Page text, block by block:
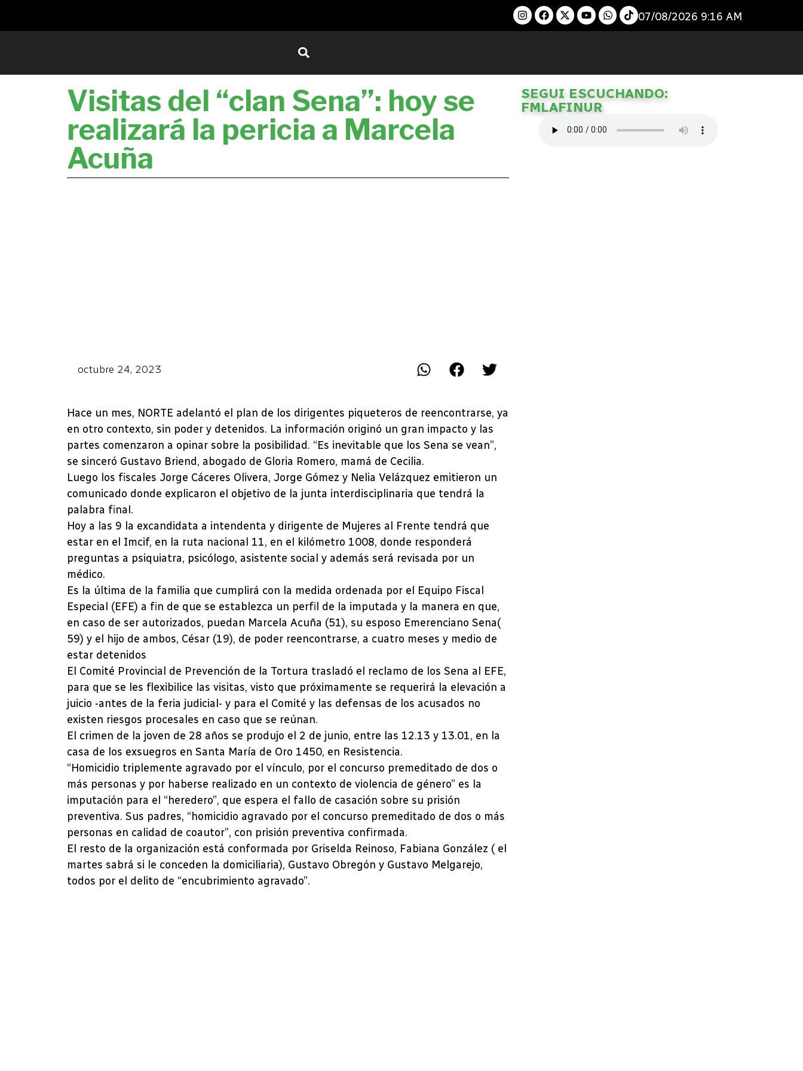
07/08/2026 9:16 AM
Visitas del “clan Sena”: hoy se
realizará la pericia a Marcela
Acuña
octubre 24, 2023
Hace un mes, NORTE adelantó el plan de los dirigentes piqueteros de reencontrarse, ya
en otro contexto, sin poder y detenidos. La información originó un gran impacto y las
partes comenzaron a opinar sobre la posibilidad. “Es inevitable que los Sena se vean”,
se sinceró Gustavo Briend, abogado de Gloria Romero, mamá de Cecilia.
Luego los fiscales Jorge Cáceres Olivera, Jorge Gómez y Nelia Velázquez emitieron un
comunicado donde explicaron el objetivo de la junta interdisciplinaria que tendrá la
palabra final.
Hoy a las 9 la excandidata a intendenta y dirigente de Mujeres al Frente tendrá que
estar en el Imcif, en la ruta nacional 11, en el kilómetro 1008, donde responderá
preguntas a psiquiatra, psicólogo, asistente social y además será revisada por un
médico.
Es la última de la familia que cumplirá con la medida ordenada por el Equipo Fiscal
Especial (EFE) a fin de que se establezca un perfil de la imputada y la manera en que,
en caso de ser autorizados, puedan Marcela Acuña (51), su esposo Emerenciano Sena(
59) y el hijo de ambos, César (19), de poder reencontrarse, a cuatro meses y medio de
estar detenidos
El Comité Provincial de Prevención de la Tortura trasladó el reclamo de los Sena al EFE,
para que se les flexibilice las visitas, visto que próximamente se requerirá la elevación a
juicio -antes de la feria judicial- y para el Comité y las defensas de los acusados no
existen riesgos procesales en caso que se reúnan.
El crimen de la joven de 28 años se produjo el 2 de junio, entre las 12.13 y 13.01, en la
casa de los exsuegros en Santa María de Oro 1450, en Resistencia.
“Homicidio triplemente agravado por el vínculo, por el concurso premeditado de dos o
más personas y por haberse realizado en un contexto de violencia de género” es la
imputación para el “heredero”, que espera el fallo de casación sobre su prisión
preventiva. Sus padres, “homicidio agravado por el concurso premeditado de dos o más
personas en calidad de coautor”, con prisión preventiva confirmada.
El resto de la organización está conformada por Griselda Reinoso, Fabiana González ( el
martes sabrá si le conceden la domiciliaria), Gustavo Obregón y Gustavo Melgarejo,
todos por el delito de “encubrimiento agravado”.
SEGUI ESCUCHANDO:
FMLAFINUR